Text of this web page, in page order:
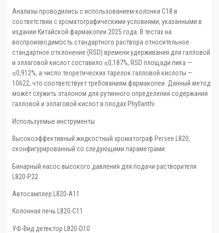
Анализы проводились с использованием колонки C18 в
соответствии с хроматографическими условиями, указанными в
издании Китайской фармакопеи 2025 года. В тестах на
воспроизводимость стандартного раствора относительное
стандартное отклонение (RSD) времени удерживания для галловой
и эллаговой кислот составило ≤0,187%, RSD площади пика —
≤0,912%, а число теоретических тарелок галловой кислоты —
10622, что соответствует требованиям фармакопеи. Данный метод
может служить эталоном для рутинного определения содержания
галловой и эллаговой кислот в плодах Phyllanthi.
Используемые инструменты
Высокоэффективный жидкостный хроматограф Persee L820,
сконфигурированный со следующими параметрами:
Бинарный насос высокого давления для подачи растворителя
L820-P22
Автосамплер L820-A11
Колонная печь L820-C11
УФ-Вид детектор L820-D10